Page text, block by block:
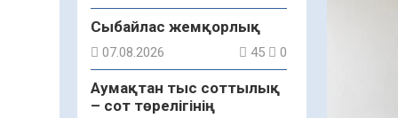
Сыбайлас жемқорлық
07.08.2026 45 0
Аумақтан тыс соттылық
– сот төрелігінің